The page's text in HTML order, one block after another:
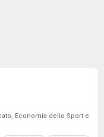
Economia dello Sport e